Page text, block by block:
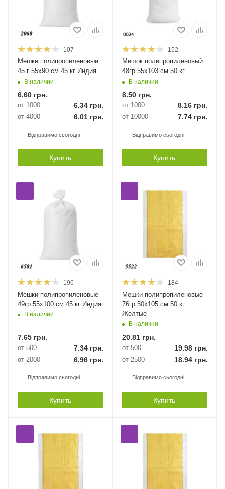
107
Мешки полипропиленовые
45 г 55х90 см 45 кг Индия
В наличии
6.60 грн.
от 1000 6.34грн.
от 4000 6.01грн.
Відправимо сьогодні
Купить
152
Мешок полипропиленовый
48гр 55х103 см 50 кг
В наличии
8.50грн.
от 1000 8.16 грн.
от 10000 7.74 грн.
Відправимо сьогодні
Купить
196
Мешки полипропиленовые
49гр 55х100 см 45 кг Индия
В наличии
7.65 грн.
от 500 7.34грн.
от 2000 6.96грн.
Відправимо сьогодні
Купить
184
Мешки полипропиленовые
76гр 50х105 см 50 кг
Желтые
В наличии
20.81грн.
от 500 19.98грн.
от 2500 18.94грн.
Відправимо сьогодні
Купить